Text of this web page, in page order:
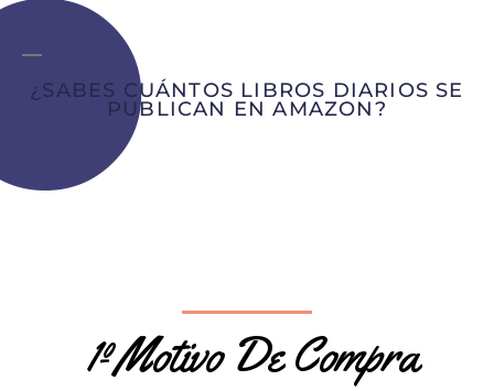
¿SABES CUÁNTOS LIBROS DIARIOS SE
PUBLICAN EN AMAZON?
1º Motivo De Compra